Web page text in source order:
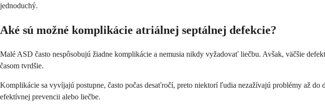
jednoduchý.
Aké sú možné komplikácie atriálnej septálnej defekcie?
Malé ASD často nespôsobujú žiadne komplikácie a nemusia nikdy vyžadovať liečbu. Avšak, väčšie
časom tvrdšie.
Komplikácie sa vyvíjajú postupne, často počas desaťročí, preto niektorí ľudia nezažívajú problémy až
efektívnej prevencii alebo liečbe.